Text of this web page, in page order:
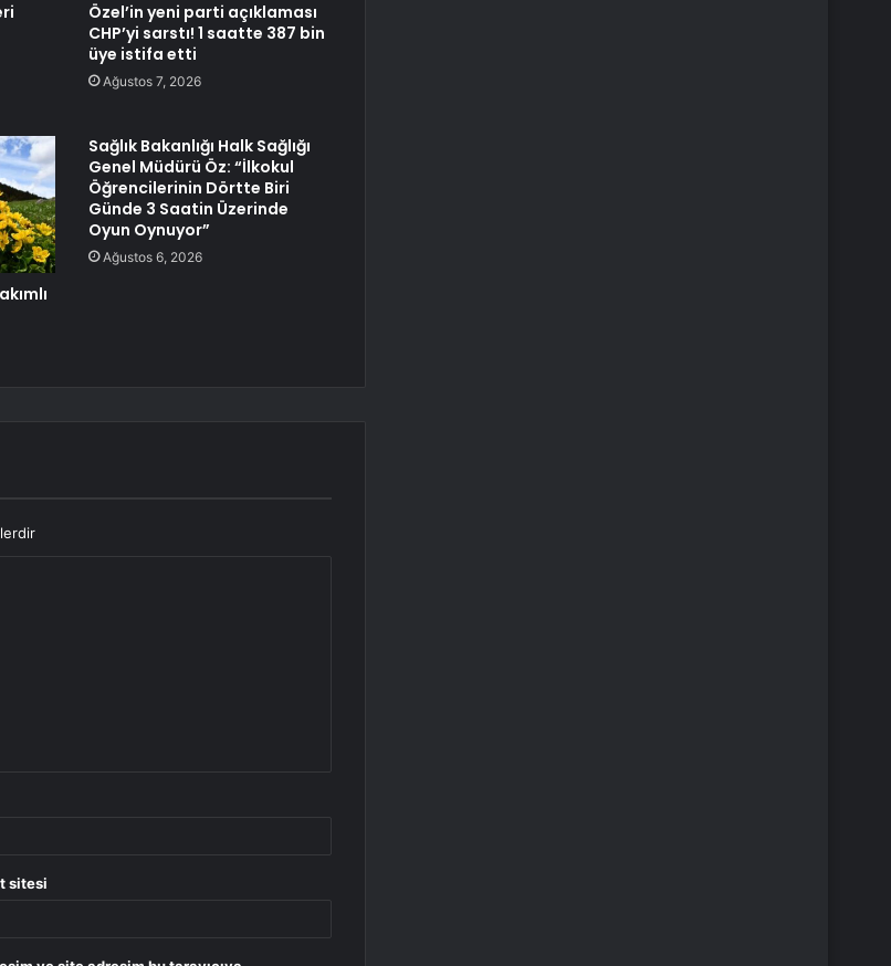
Özel’in yeni parti açıklaması
CHP’yi sarstı! 1 saatte 387 bin
üye istifa etti
Ağustos 7, 2026
Sağlık Bakanlığı Halk Sağlığı
Genel Müdürü Öz: “İlkokul
Öğrencilerinin Dörtte Biri
Günde 3 Saatin Üzerinde
Oyun Oynuyor”
Ağustos 6, 2026
sitesi